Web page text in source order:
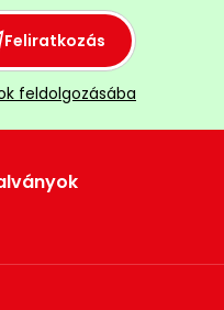
Feliratkozás
feldolgozásába